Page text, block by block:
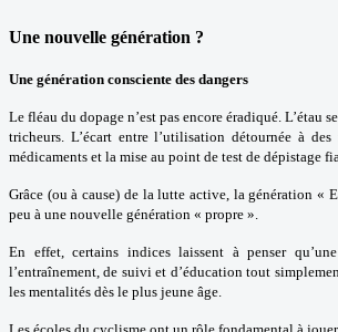
Une nouvelle génération ?
Une génération consciente des dangers
Le fléau du dopage n’est pas encore éradiqué. L’étau
tricheurs. L’écart entre l’utilisation détournée à
médicaments et la mise au point de test de dépistage
Grâce (ou à cause) de la lutte active, la génération «
peu à une nouvelle génération « propre ».
En effet, certains indices laissent à penser
l’entraînement, de suivi et d’éducation tout
les mentalités dès le plus jeune âge.